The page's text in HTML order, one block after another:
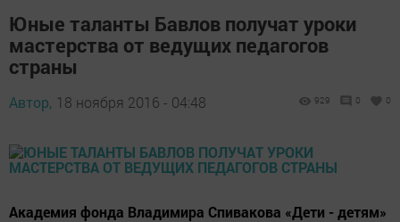
Юные таланты Бавлов получат уроки
мастерства от ведущих педагогов
страны
Автор, 18 ноября 2016 - 04:48 929 0 0
Академия фонда Владимира Спивакова «Дети - детям»